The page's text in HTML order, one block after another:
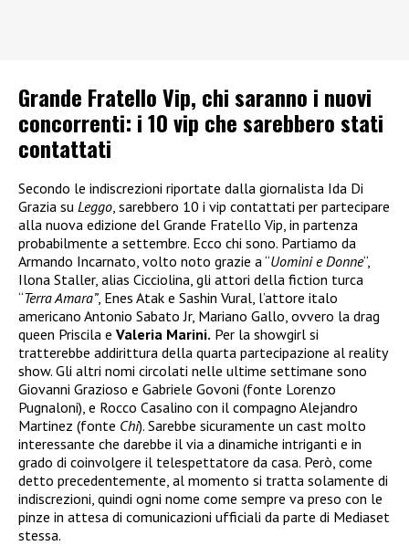
Grande Fratello Vip, chi saranno i nuovi
concorrenti: i 10 vip che sarebbero stati
contattati
Secondo le indiscrezioni riportate dalla giornalista Ida Di
Grazia su Leggo, sarebbero 10 i vip contattati per partecipare
alla nuova edizione del Grande Fratello Vip, in partenza
probabilmente a settembre. Ecco chi sono. Partiamo da
Armando Incarnato, volto noto grazie a “Uomini e Donne“,
Ilona Staller, alias Cicciolina, gli attori della fiction turca
“Terra Amara”, Enes Atak e Sashin Vural, l’attore italo
americano Antonio Sabato Jr, Mariano Gallo, ovvero la drag
queen Priscila e Valeria Marini. Per la showgirl si
tratterebbe addirittura della quarta partecipazione al reality
show. Gli altri nomi circolati nelle ultime settimane sono
Giovanni Grazioso e Gabriele Govoni (fonte Lorenzo
Pugnaloni), e Rocco Casalino con il compagno Alejandro
Martinez (fonte Chi). Sarebbe sicuramente un cast molto
interessante che darebbe il via a dinamiche intriganti e in
grado di coinvolgere il telespettatore da casa. Però, come
detto precedentemente, al momento si tratta solamente di
indiscrezioni, quindi ogni nome come sempre va preso con le
pinze in attesa di comunicazioni ufficiali da parte di Mediaset
stessa.